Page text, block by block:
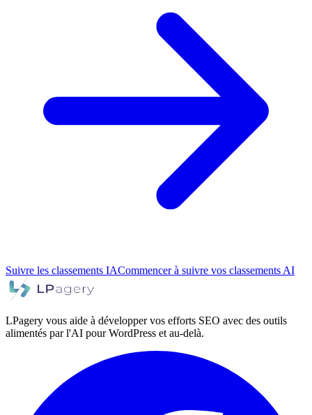
Suivre les classements IACommencer à suivre vos classements AI
LPagery vous aide à développer vos efforts SEO avec des outils
alimentés par l'AI pour WordPress et au-delà.